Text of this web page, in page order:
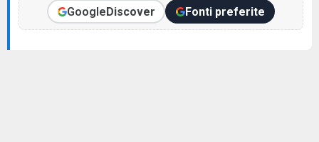
GoogleDiscover Fonti preferite